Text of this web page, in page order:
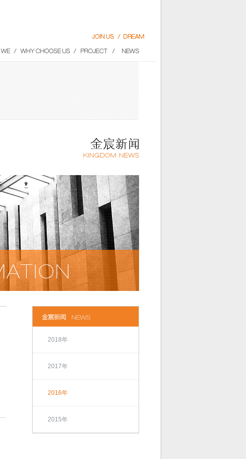
2018年
2017年
2016年
2015年